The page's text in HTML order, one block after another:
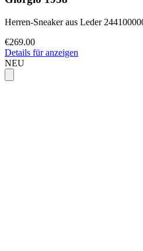
Herren-Sneaker aus Leder
€269.00
Details für anzeigen
NEU